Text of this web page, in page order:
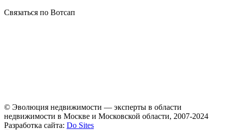
Связаться по Вотсап
© Эволюция недвижимости — эксперты в области
недвижимости в Москве и Московской области, 2007-2024
Разработка сайта: Do Sites